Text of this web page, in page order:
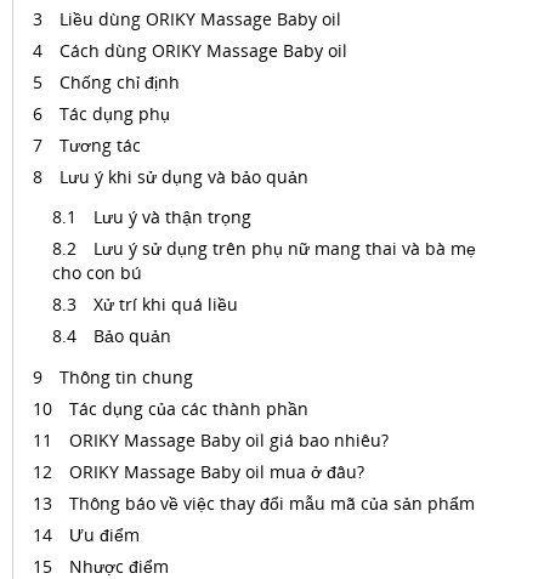
Liều dùng ORIKY Massage Baby oil
Cách dùng ORIKY Massage Baby oil
Chống chỉ định
Tác dụng phụ
Tương tác
Lưu ý khi sử dụng và bảo quản
Lưu ý và thận trọng
Lưu ý sử dụng trên phụ nữ mang thai và bà mẹ
cho con bú
Xử trí khi quá liều
Bảo quản
Thông tin chung
Tác dụng của các thành phần
ORIKY Massage Baby oil giá bao nhiêu?
ORIKY Massage Baby oil mua ở đâu?
Thông báo về việc thay đổi mẫu mã của sản phẩm
Ưu điểm
Nhược điểm